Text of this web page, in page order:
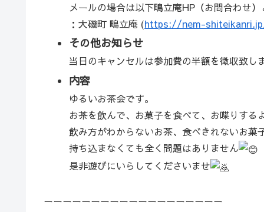
メールの場合は以下鴫立庵HP（お問合わせ
：大磯町 鴫立庵 (https://nem-
その他お知らせ
当日のキャンセルは参加費の半額を徴収致し
内容
ゆるいお茶会です。
お茶を飲んで、お菓子を食べて、お喋りする
飲み方がわからないお茶、食べきれないお
持ち込まなくても全く問題はありません
是非遊びにいらしてくださいませ
ーーーーーーーーーーーーーーーーーーー